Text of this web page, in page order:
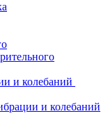
и колебаний
и колебаний